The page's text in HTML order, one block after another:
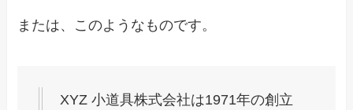
または、このようなものです。
XYZ 小道具株式会社は1971年の創立